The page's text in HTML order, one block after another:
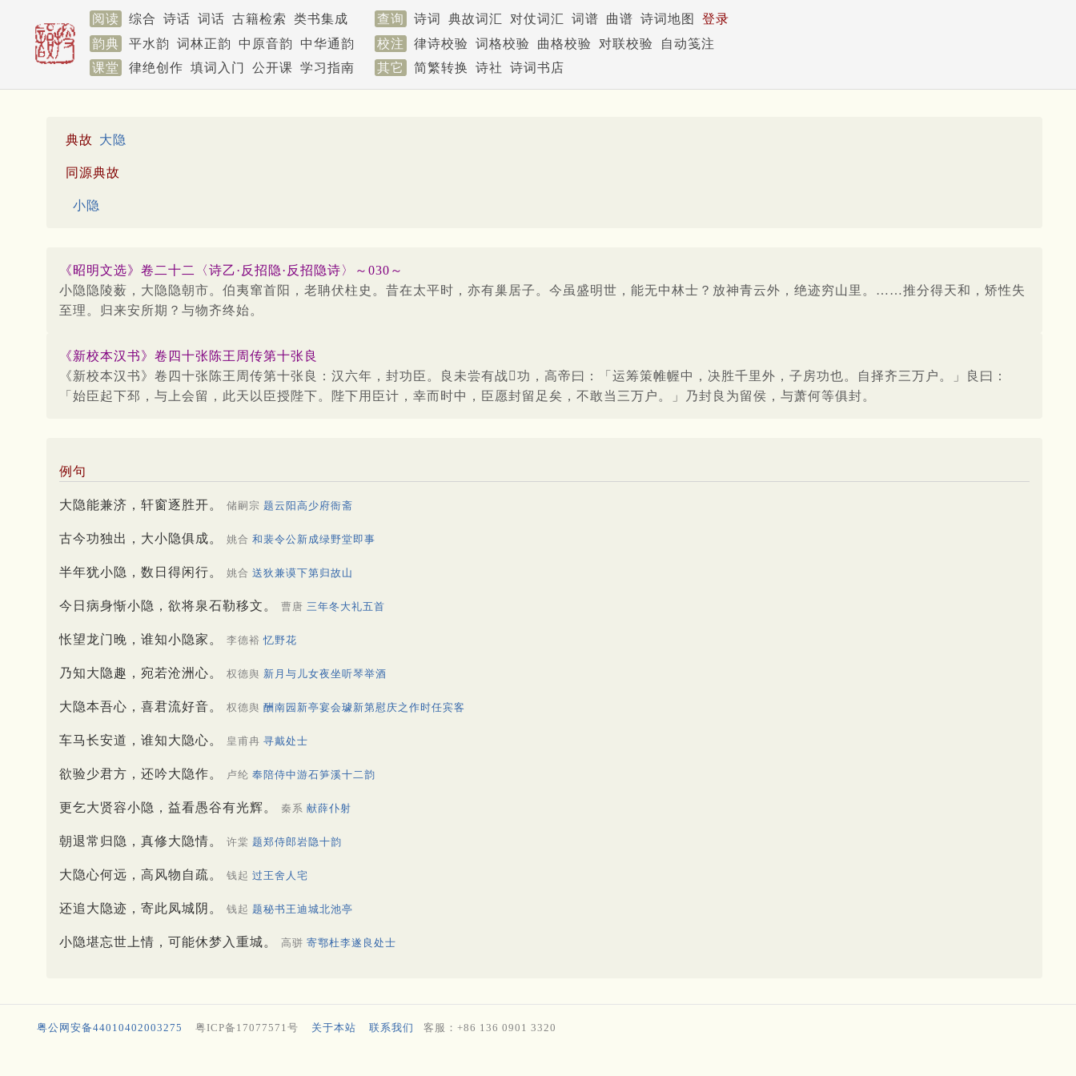
阅读 综合 诗话 词话 古籍检索 类书集成 查询 诗词 典故词汇 对仗词汇 词谱 曲谱 诗词地图
登录
韵典
平水韵 词林正韵 中原音韵 中华通韵 校注 律诗校验 词格校验 曲格校验 对联校验
自动笺注
课堂
律绝创作 填词入门 公开课 学习指南 其它 简繁转换 诗社 诗词书店
典故 大隐
同源典故
小隐
《昭明文选》卷二十二〈诗乙·反招隐·反招隐诗〉～030～
小隐隐陵薮，大隐隐朝市。伯夷窜首阳，老聃伏柱史。昔在太平时，亦有巢居子。今虽盛明世，能无中林士？放神青云外，绝迹穷山里。……推分得天和，矫性失
至理。归来安所期？与物齐终始。
《新校本汉书》卷四十张陈王周传第十张良
《新校本汉书》卷四十张陈王周传第十张良：汉六年，封功臣。良未尝有战功，高帝曰：「运筹策帷幄中，决胜千里外，子房功也。自择齐三万户。」良曰：
「始臣起下邳，与上会留，此天以臣授陛下。陛下用臣计，幸而时中，臣愿封留足矣，不敢当三万户。」乃封良为留侯，与萧何等俱封。
例句
大隐能兼济，轩窗逐胜开。 储嗣宗 题云阳高少府衙斋
古今功独出，大小隐俱成。 姚合 和裴令公新成绿野堂即事
半年犹小隐，数日得闲行。 姚合 送狄兼谟下第归故山
今日病身惭小隐，欲将泉石勒移文。 曹唐 三年冬大礼五首
怅望龙门晚，谁知小隐家。 李德裕忆野花
乃知大隐趣，宛若沧洲心。 权德舆 新月与儿女夜坐听琴举酒
大隐本吾心，喜君流好音。 权德舆 酬南园新亭宴会璩新第慰庆之作时任宾客
车马长安道，谁知大隐心。 皇甫冉 寻戴处士
欲验少君方，还吟大隐作。 卢纶 奉陪侍中游石笋溪十二韵
更乞大贤容小隐，益看愚谷有光辉。 秦系 献薛仆射
朝退常归隐，真修大隐情。 许棠 题郑侍郎岩隐十韵
大隐心何远，高风物自疏。 钱起 过王舍人宅
还追大隐迹，寄此凤城阴。 钱起 题秘书王迪城北池亭
小隐堪忘世上情，可能休梦入重城。 高骈 寄鄠杜李遂良处士
粤公网安备44010402003275 粤ICP备17077571号 关于本站 联系我们 客服：+86 136 0901 3320